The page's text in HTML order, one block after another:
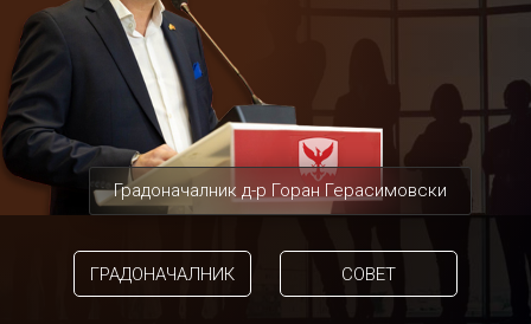
Градоначалник д-р Горан Герасимовски
ГРАДОНАЧАЛНИК СОВЕТ